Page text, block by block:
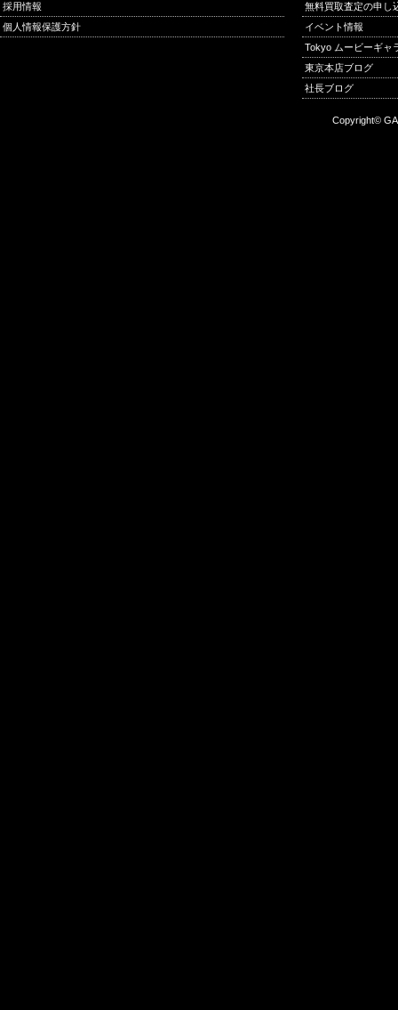
採用情報
個人情報保護方針
無料買取査定の申し
イベント情報
Tokyo ムービーギャ
東京本店ブログ
社長ブログ
Copyright©